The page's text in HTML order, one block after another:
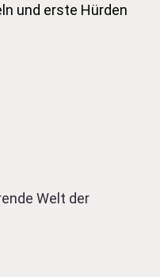
und erste Hürden
Welt der